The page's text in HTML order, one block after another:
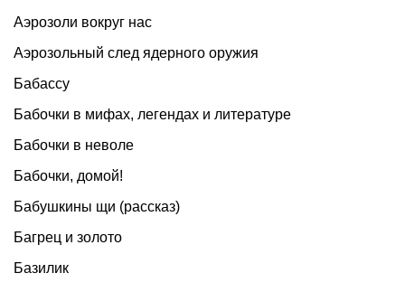
Аэрозоли вокруг нас
Аэрозольный след ядерного оружия
Бабассу
Бабочки в мифах, легендах и литературе
Бабочки в неволе
Бабочки, домой!
Бабушкины щи (рассказ)
Багрец и золото
Базилик